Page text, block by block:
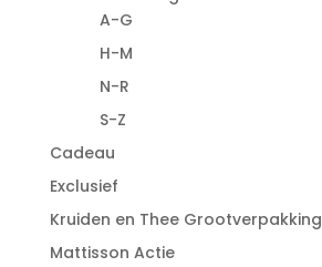
A-G
H-M
N-R
S-Z
Cadeau
Exclusief
Kruiden en Thee Grootverpakking
Mattisson Actie